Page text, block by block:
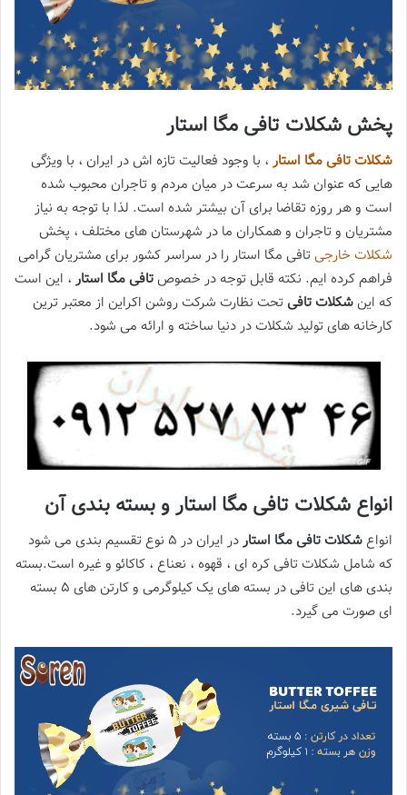
پخش شکلات تافی مگا استار
شکلات تافی مگا استار ، با وجود فعالیت تازه اش در ایران ، با ویژگی
هایی که عنوان شد به سرعت در میان مردم و تاجران محبوب شده
است و هر روزه تقاضا برای آن بیشتر شده است. لذا با توجه به نیاز
مشتریان و تاجران و همکاران ما در شهرستان های مختلف ، پخش
شکلات خارجیتافی مگا استار را در سراسر کشور برای مشتریان گرامی
فراهم کرده ایم. نکته قابل توجه در خصوصتافی مگا استار ، این است
که اینشکلات تافیتحت نظارت شرکت روشن اکراین از معتبر ترین
کارخانه های تولید شکلات در دنیا ساخته و ارائه می شود.
انواع شکلات تافی مگا استار و بسته بندی آن
انواع شکلات تافی مگا استار
در ایران در 5 نوع تقسیم بندی می شود
که شامل شکلات تافی کره ای ، قهوه ، نعناع ، کاکائو و غیره است.بسته
بندی های این تافی در بسته های یک کیلوگرمی و کارتن های 5 بسته
ای صورت می گیرد.